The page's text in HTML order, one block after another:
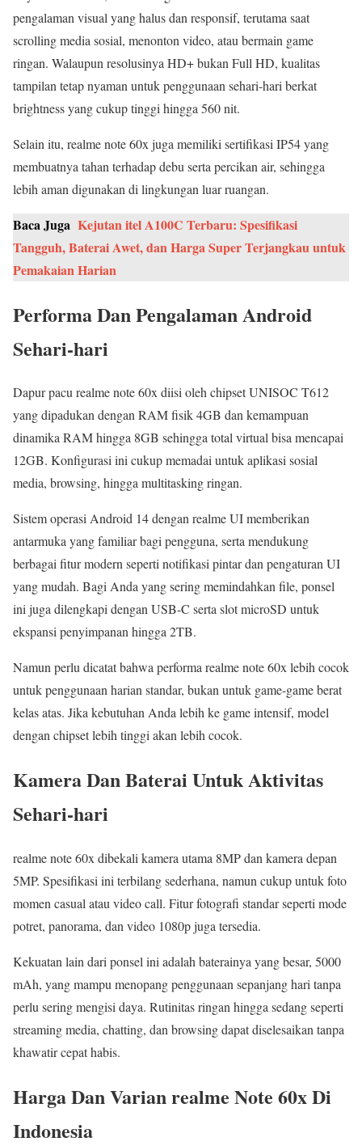
pengalaman visual yang halus dan responsif, terutama saat
scrolling media sosial, menonton video, atau bermain game
ringan. Walaupun resolusinya HD+ bukan Full HD, kualitas
tampilan tetap nyaman untuk penggunaan sehari-hari berkat
brightness yang cukup tinggi hingga 560 nit.
Selain itu, realme note 60x juga memiliki sertifikasi IP54 yang
membuatnya tahan terhadap debu serta percikan air, sehingga
lebih aman digunakan di lingkungan luar ruangan.
Baca Juga Kejutan itel A100C Terbaru: Spesifikasi
Tangguh, Baterai Awet, dan Harga Super Terjangkau untuk
Pemakaian Harian
Performa Dan Pengalaman Android
Sehari-hari
Dapur pacu realme note 60x diisi oleh chipset UNISOC T612
yang dipadukan dengan RAM fisik 4GB dan kemampuan
dinamika RAM hingga 8GB sehingga total virtual bisa mencapai
12GB. Konfigurasi ini cukup memadai untuk aplikasi sosial
media, browsing, hingga multitasking ringan.
Sistem operasi Android 14 dengan realme UI memberikan
antarmuka yang familiar bagi pengguna, serta mendukung
berbagai fitur modern seperti notifikasi pintar dan pengaturan UI
yang mudah. Bagi Anda yang sering memindahkan file, ponsel
ini juga dilengkapi dengan USB-C serta slot microSD untuk
ekspansi penyimpanan hingga 2TB.
Namun perlu dicatat bahwa performa realme note 60x lebih cocok
untuk penggunaan harian standar, bukan untuk game-game berat
kelas atas. Jika kebutuhan Anda lebih ke game intensif, model
dengan chipset lebih tinggi akan lebih cocok.
Kamera Dan Baterai Untuk Aktivitas
Sehari-hari
realme note 60x dibekali kamera utama 8MP dan kamera depan
5MP. Spesifikasi ini terbilang sederhana, namun cukup untuk foto
momen casual atau video call. Fitur fotografi standar seperti mode
potret, panorama, dan video 1080p juga tersedia.
Kekuatan lain dari ponsel ini adalah baterainya yang besar, 5000
mAh, yang mampu menopang penggunaan sepanjang hari tanpa
perlu sering mengisi daya. Rutinitas ringan hingga sedang seperti
streaming media, chatting, dan browsing dapat diselesaikan tanpa
khawatir cepat habis.
Harga Dan Varian realme Note 60x Di
Indonesia